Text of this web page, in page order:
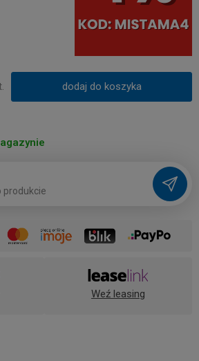
dodaj do koszyka
produkcie
Weź leasing